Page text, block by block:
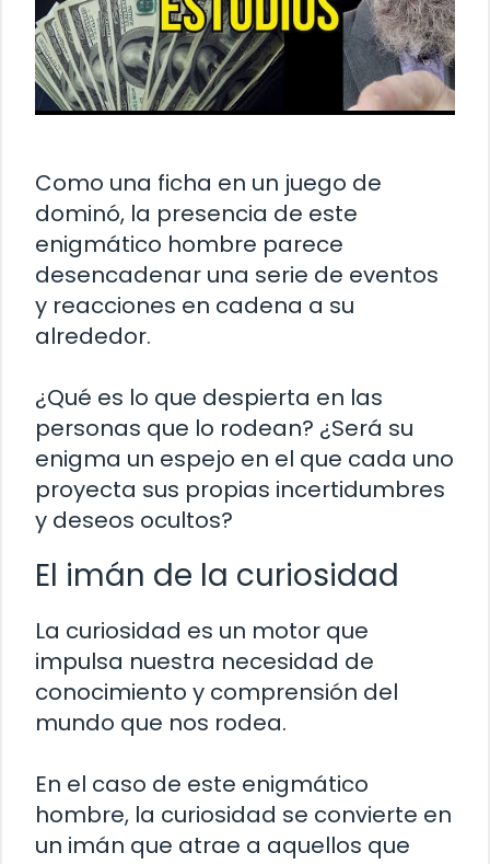
Como una ficha en un juego de
dominó, la presencia de este
enigmático hombre parece
desencadenar una serie de eventos
y reacciones en cadena a su
alrededor.
¿Qué es lo que despierta en las
personas que lo rodean? ¿Será su
enigma un espejo en el que cada uno
proyecta sus propias incertidumbres
y deseos ocultos?
El imán de la curiosidad
La curiosidad es un motor que
impulsa nuestra necesidad de
conocimiento y comprensión del
mundo que nos rodea.
En el caso de este enigmático
hombre, la curiosidad se convierte en
un imán que atrae a aquellos que